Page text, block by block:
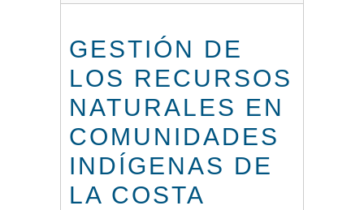
GESTIÓN DE
LOS RECURSOS
NATURALES EN
COMUNIDADES
INDÍGENAS DE
LA COSTA